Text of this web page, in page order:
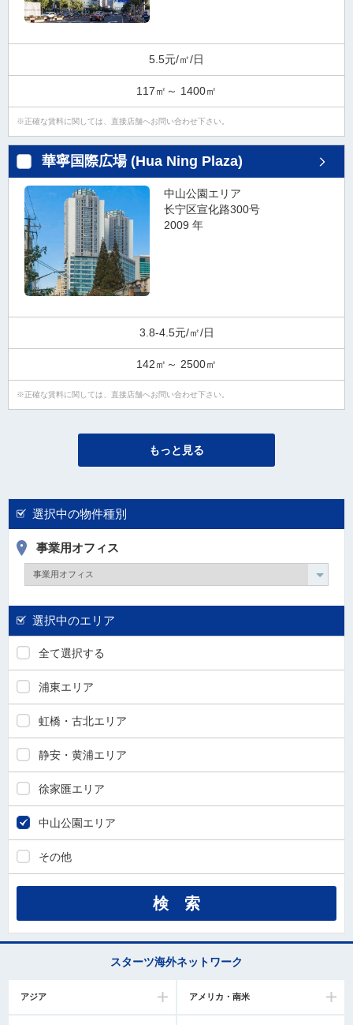
選択中の物件種別
事業用オフィス
選択中のエリア
全て選択する
浦東エリア
虹橋・古北エリア
静安・黄浦エリア
徐家匯エリア
中山公園エリア
その他
5.5元/㎡/日
117㎡～ 1400㎡
正確な賃料に関しては、直接店舗へお問い合わせ下さい。
華寧国際広場 (Hua Ning Plaza)
中山公園エリア
长宁区宣化路300号
2009 年
3.8-4.5元/㎡/日
142㎡～ 2500㎡
正確な賃料に関しては、直接店舗へお問い合わせ下さい。
もっと見る
スターツ海外ネットワーク
アジア アメリカ・南米